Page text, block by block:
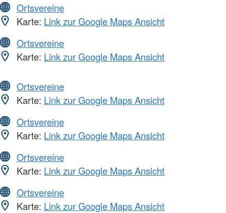
Ortsvereine
Karte: Link zur Google Maps Ansicht
Ortsvereine
Karte: Link zur Google Maps Ansicht
Ortsvereine
Karte: Link zur Google Maps Ansicht
Ortsvereine
Karte: Link zur Google Maps Ansicht
Ortsvereine
Karte: Link zur Google Maps Ansicht
Ortsvereine
Karte: Link zur Google Maps Ansicht